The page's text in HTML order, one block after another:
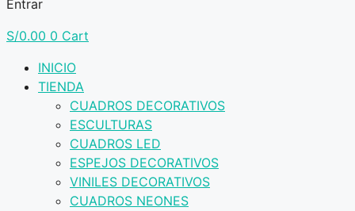
Entrar
S/0.00 0 Cart
INICIO
TIENDA
CUADROS DECORATIVOS
ESCULTURAS
CUADROS LED
ESPEJOS DECORATIVOS
VINILES DECORATIVOS
CUADROS NEONES